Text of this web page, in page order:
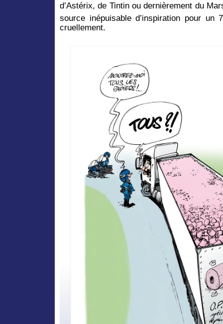
d’Astérix, de Tintin ou dernièrement du
source inépuisable d’inspiration pour un 7
cruellement.